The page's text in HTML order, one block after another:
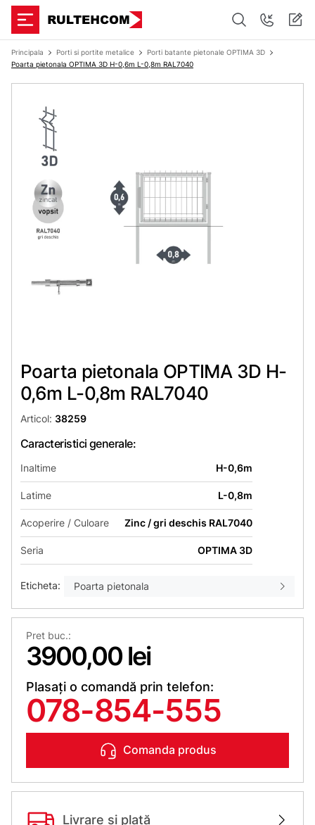
Principala Porti si portite metalice
Porti batante pietonale OPTIMA 3D
Poarta pietonala OPTIMA 3D H-0,6m L-0,8m RAL7040
Poarta pietonala OPTIMA 3D H-
0,6m L-0,8m RAL7040
Articol: 38259
Caracteristici generale:
Inaltime H-0,6m
Latime L-0,8m
Acoperire / Culoare Zinc / gri deschis RAL7040
Seria OPTIMA 3D
Eticheta: Poarta pietonala
Pret buc.:
3900,00 lei
Plasați o comandă prin telefon:
078-854-555
Comanda produs
Livrare și plată